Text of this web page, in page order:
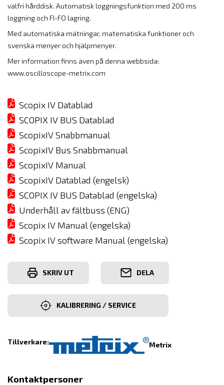
valfri hårddisk. Automatisk loggningsfunktion med 200 ms
loggning och FI-FO lagring.
Med automatiska mätningar, matematiska funktioner och
svenska menyer och hjälpmenyer.
Mer information finns även på denna webbsida:
www.oscilloscope-metrix.com
Scopix IV Datablad
SCOPIX IV BUS Datablad
ScopixIV Snabbmanual
ScopixIV Bus Snabbmanual
ScopixIV Manual
ScopixIV Datablad (engelsk)
SCOPIX IV BUS Datablad (engelska)
Underhåll av fältbuss (ENG)
Scopix IV Manual (engelska)
Scopix IV software Manual (engelska)
SKRIV UT DELA
KALIBRERING / SERVICE
Tillverkare: Metrix
Kontaktpersoner